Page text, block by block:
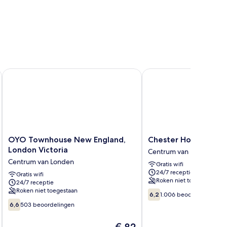
OYO
Townhouse
England,
London
Victoria
Centrum
van
Londen
OYO Townhouse New England,
London Victoria
Centrum van Londen
Gratis wifi
24/7 receptie
Roken niet toegestaan
6.6
van
6,6 503 beoordelingen
De
OYO Townhouse New England, London Victoria
Chester
Hotel
Centrum
van
Londen
Chester Hotel
Centrum van Londen
Gratis wifi
24/7 receptie
Roken niet toegestaan
6.2
van
6,2 1.006 beoordelingen
Chester Hotel